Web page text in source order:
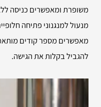
משופרת ומאפשרים כניסה
מנעול למנגנוני פתיחה
מאפשרים מספר קודים
להגביל בקלות את הגישה.